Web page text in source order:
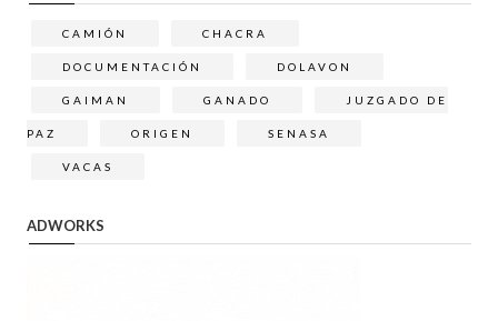
CAMIÓN CHACRA
DOCUMENTACIÓN DOLAVON
GAIMAN GANADO JUZGADO DE
PAZ ORIGEN SENASA
VACAS
ADWORKS